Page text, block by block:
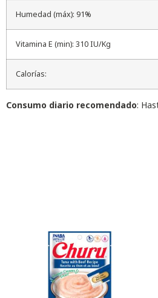
Humedad (máx): 91%
Vitamina E (min): 310 IU/Kg
Calorías:
Consumo diario recomendado: